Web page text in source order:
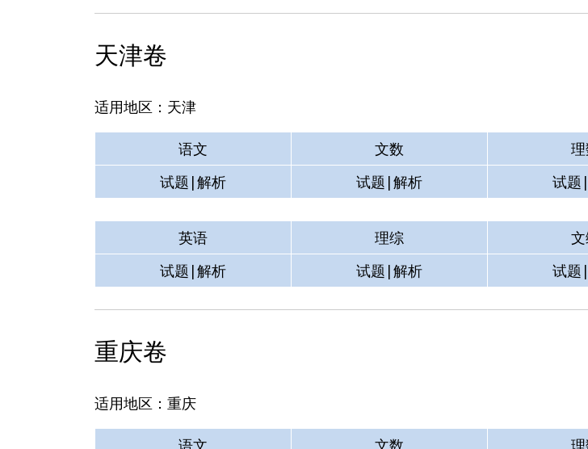
天津卷
适用地区：天津
语文 文数
试题|解析
试题|解析 试题
英语 理综
试题|解析
试题|解析 试题
重庆卷
适用地区：重庆
语文 文数